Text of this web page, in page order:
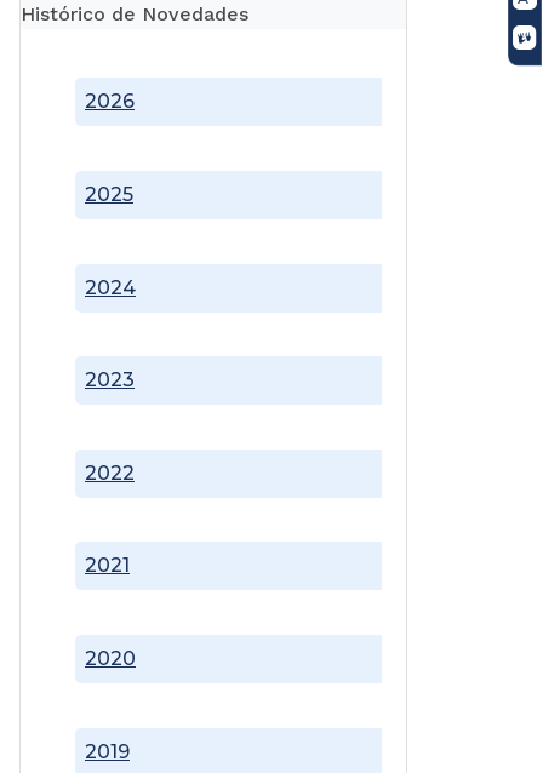
Histórico de Novedades
2019
2020
2021
2022
2023
2024
2025
2026